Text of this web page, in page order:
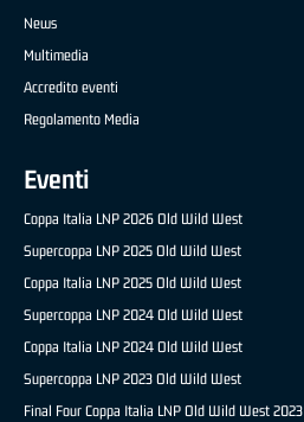
News
Multimedia
Accredito eventi
Regolamento Media
Eventi
Coppa Italia LNP 2026 Old Wild West
Supercoppa LNP 2025 Old Wild West
Coppa Italia LNP 2025 Old Wild West
Supercoppa LNP 2024 Old Wild West
Coppa Italia LNP 2024 Old Wild West
Supercoppa LNP 2023 Old Wild West
Final Four Coppa Italia LNP Old Wild West 2023